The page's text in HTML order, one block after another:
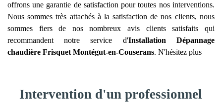
offrons une garantie de satisfaction pour toutes nos interventions.
Nous sommes très attachés à la satisfaction de nos clients, nous
sommes fiers de nos nombreux avis clients satisfaits qui
recommandent notre service d'Installation Dépannage
chaudière Frisquet Montégut-en-Couserans. N'hésitez plus
Intervention d'un professionnel